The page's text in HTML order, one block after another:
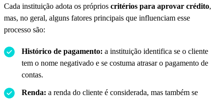
Cada instituição adota os próprios critérios para aprovar crédito,
mas, no geral, alguns fatores principais que influenciam esse
processo são:
Histórico de pagamento: a instituição identifica se o cliente
tem o nome negativado e se costuma atrasar o pagamento de
contas.
Renda: a renda do cliente é considerada, mas também se